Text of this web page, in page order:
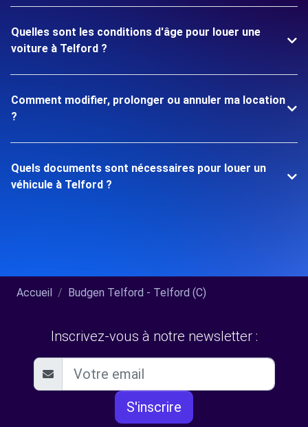
Quelles sont les conditions d'âge pour louer une
voiture à Telford ?
Comment modifier, prolonger ou annuler ma location
?
Quels documents sont nécessaires pour louer un
véhicule à Telford ?
Accueil Budgen Telford - Telford (C)
Inscrivez-vous à notre newsletter :
S'inscrire